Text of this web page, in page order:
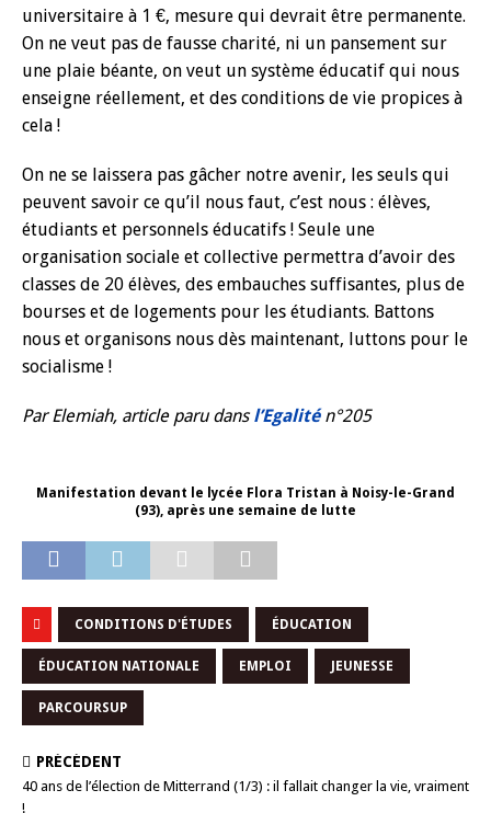
universitaire à 1 €, mesure qui devrait être permanente.
On ne veut pas de fausse charité, ni un pansement sur
une plaie béante, on veut un système éducatif qui nous
enseigne réellement, et des conditions de vie propices à
cela !
On ne se laissera pas gâcher notre avenir, les seuls qui
peuvent savoir ce qu’il nous faut, c’est nous : élèves,
étudiants et personnels éducatifs ! Seule une
organisation sociale et collective permettra d’avoir des
classes de 20 élèves, des embauches suffisantes, plus de
bourses et de logements pour les étudiants. Battons
nous et organisons nous dès maintenant, luttons pour le
socialisme !
Par Elemiah, article paru dans l’Egalitén°205
Manifestation devant le lycée Flora Tristan à Noisy-le-Grand
(93), après une semaine de lutte
CONDITIONS D'ÉTUDES ÉDUCATION
ÉDUCATION NATIONALE EMPLOI JEUNESSE
PARCOURSUP
PRÉCÉDENT
40 ans de l’élection de Mitterrand (1/3) : il fallait changer la vie, vraiment
!